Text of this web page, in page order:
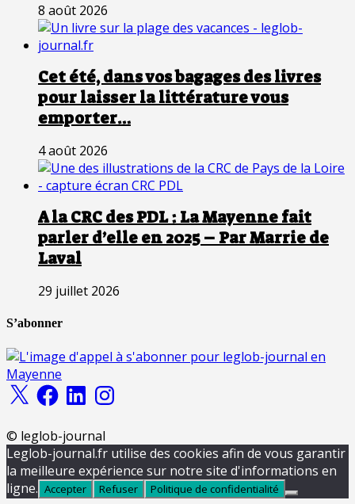
8 août 2026
Cet été, dans vos bagages des livres
pour laisser la littérature vous
emporter…
4 août 2026
A la CRC des PDL : La Mayenne fait
parler d’elle en 2025 – Par Marrie de
Laval
29 juillet 2026
S’abonner
X FacebookLinkedInInstagram
© leglob-journal
Leglob-journal.fr utilise des cookies afin de vous garantir
la meilleure expérience sur notre site d'informations en
ligne. Accepter Refuser Politique de confidentialité